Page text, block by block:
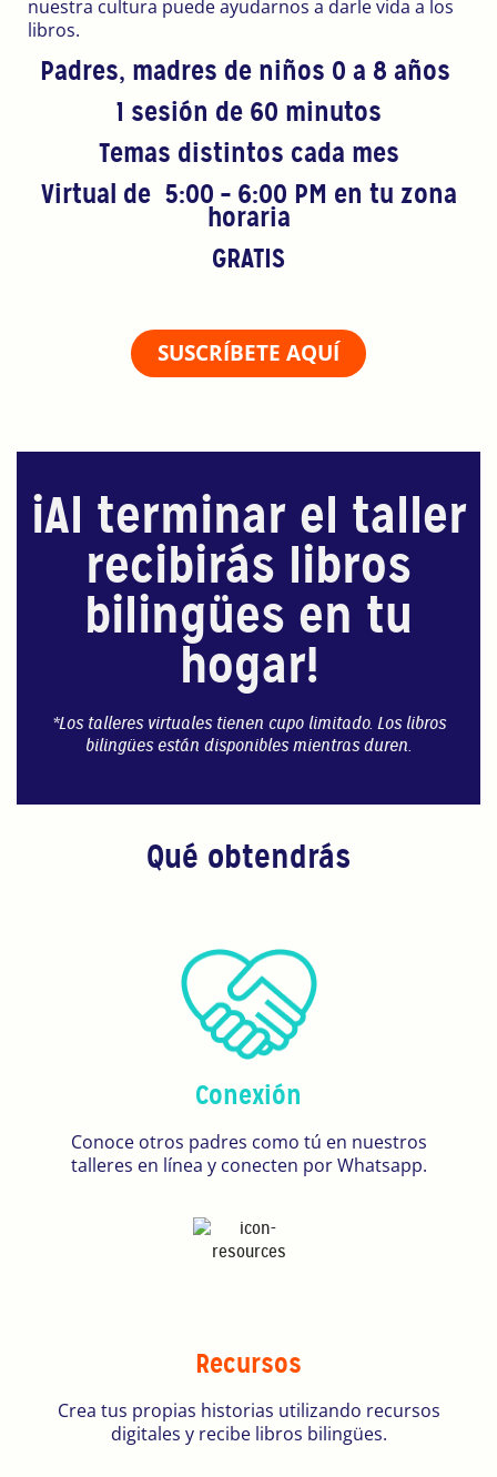
nuestra cultura puede ayudarnos a darle vida a los
libros.
Padres, madres de niños 0 a 8 años
1 sesión de 60 minutos
Temas distintos cada mes
Virtual de 5:00 – 6:00 PM en tu zona
horaria
GRATIS
SUSCRÍBETE AQUÍ
iAl terminar el taller
recibirás libros
bilingües en tu
hogar!
*Los talleres virtuales tienen cupo limitado. Los libros
bilingües están disponibles mientras duren.
Qué obtendrás
Conexión
Conoce otros padres como tú en nuestros
talleres en línea y conecten por Whatsapp.
Recursos
Crea tus propias historias utilizando recursos
digitales y recibe libros bilingües.